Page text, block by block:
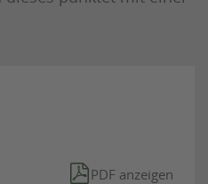
PDF anzeigen